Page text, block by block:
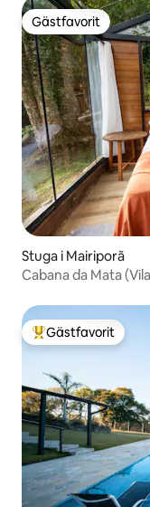
Gästfavorit
Gästfavorit
Stuga i Mairiporã
Cabana da Mata
Populär gästfavorit
Gästfavorit